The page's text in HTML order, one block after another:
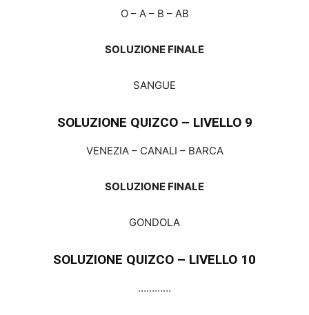
O – A – B – AB
SOLUZIONE FINALE
SANGUE
SOLUZIONE QUIZCO – LIVELLO 9
VENEZIA – CANALI – BARCA
SOLUZIONE FINALE
GONDOLA
SOLUZIONE QUIZCO – LIVELLO 10
…………